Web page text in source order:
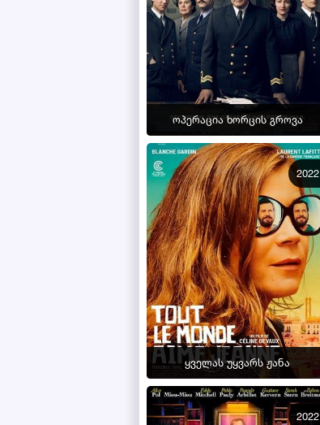
ოპერაცია ხორცის გროვა
2022
ყველას უყვარს ჟანა
2022